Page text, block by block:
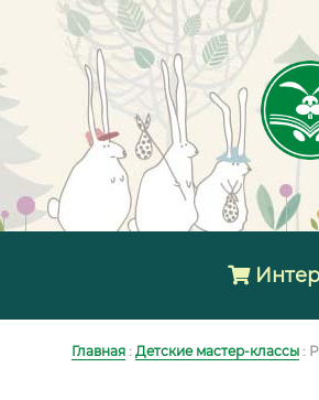
Главная : Детские мастер-классы :